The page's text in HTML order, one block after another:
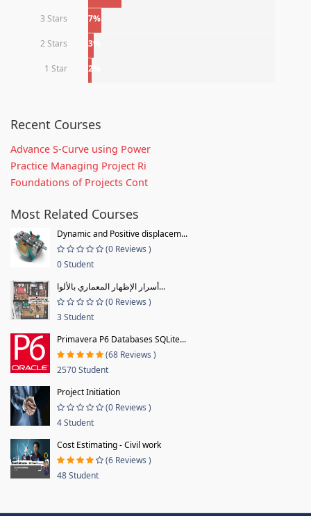
3 Stars 7%
2 Stars 3%
1 Star 2%
Recent Courses
Advance S-Curve using Power
Practice Managing Project Ri
Foundations of Projects Cont
Most Related Courses
Dynamic and Positive displacem...
(0 Reviews )
0 Student
أسرار الإظهار المعماري بالألوا...
(0 Reviews )
3 Student
Primavera P6 Databases SQLite...
(68 Reviews )
2570 Student
Project Initiation
(0 Reviews )
4 Student
Cost Estimating - Civil work
(6 Reviews )
48 Student